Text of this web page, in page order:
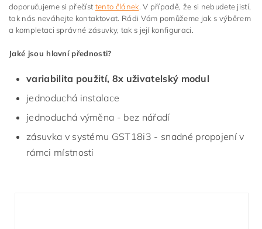
doporučujeme si přečíst tento článek . V případě, že si nebudete jistí,
tak nás neváhejte kontaktovat. Rádi Vám pomůžeme jak s výběrem
a kompletaci správné zásuvky, tak s její konfiguraci.
Jaké jsou hlavní přednosti?
variabilita použití, 8x uživatelský modul
jednoduchá instalace
jednoduchá výměna - bez nářadí
zásuvka v systému GST18i3 - snadné propojení v
rámci místnosti